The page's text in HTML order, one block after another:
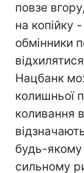
повзе
на копійку
обмінники
Нацбанк
колишньої
коливання
будь-якому
сильному